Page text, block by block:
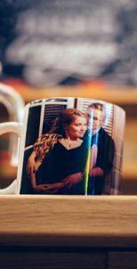
Ваш город:
Ваш регион доставки
Выберите из списка: